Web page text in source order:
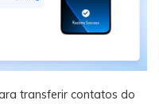
transferir contatos do